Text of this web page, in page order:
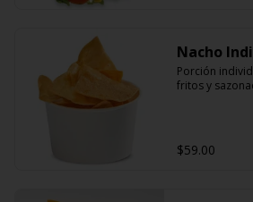
Nacho
Porción
fritos y
$59.00